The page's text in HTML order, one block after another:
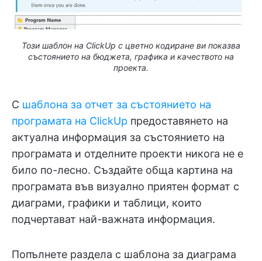
Този шаблон на ClickUp с цветно кодиране ви показва
състоянието на бюджета, графика и качеството на
проекта.
С шаблона за отчет за състоянието на
програмата на ClickUp предоставянето на
актуална информация за състоянието на
програмата и отделните проекти никога не е
било по-лесно. Създайте обща картина на
програмата във визуално приятен формат с
диаграми, графики и таблици, които
подчертават най-важната информация.
Попълнете раздела с шаблона за диаграма